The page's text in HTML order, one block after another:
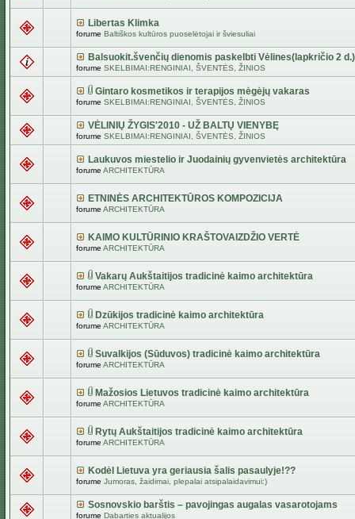
Libertas Klimka
forume Baltiškos kultūros puoselėtojai ir šviesuliai
Balsuokit.švenčių dienomis paskelbti Vėlines(lapkričio 2 d.)
forume SKELBIMAI:RENGINIAI, ŠVENTĖS, ŽINIOS
Gintaro kosmetikos ir terapijos mėgėjų vakaras
forume SKELBIMAI:RENGINIAI, ŠVENTĖS, ŽINIOS
VĖLINIŲ ŽYGIS'2010 - UŽ BALTŲ VIENYBĘ
forume SKELBIMAI:RENGINIAI, ŠVENTĖS, ŽINIOS
Laukuvos miestelio ir Juodainių gyvenvietės architektūra
forume ARCHITEKTŪRA
ETNINĖS ARCHITEKTŪROS KOMPOZICIJA
forume ARCHITEKTŪRA
KAIMO KULTŪRINIO KRAŠTOVAIZDŽIO VERTĖ
forume ARCHITEKTŪRA
Vakarų Aukštaitijos tradicinė kaimo architektūra
forume ARCHITEKTŪRA
Dzūkijos tradicinė kaimo architektūra
forume ARCHITEKTŪRA
Suvalkijos (Sūduvos) tradicinė kaimo architektūra
forume ARCHITEKTŪRA
Mažosios Lietuvos tradicinė kaimo architektūra
forume ARCHITEKTŪRA
Rytų Aukštaitijos tradicinė kaimo architektūra
forume ARCHITEKTŪRA
Kodėl Lietuva yra geriausia šalis pasaulyje!??
forume Jumoras, žaidimai, plepalai atsipalaidavimui:)
Sosnovskio barštis – pavojingas augalas vasarotojams
forume Dabarties aktualijos